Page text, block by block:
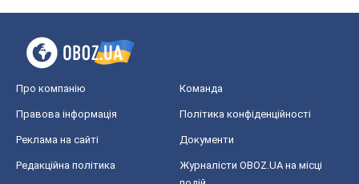
Про компанію Команда
Правова інформація Політика конфіденційності
Реклама на сайті Документи
Редакційна політика
Журналісти OBOZ.UA на місці